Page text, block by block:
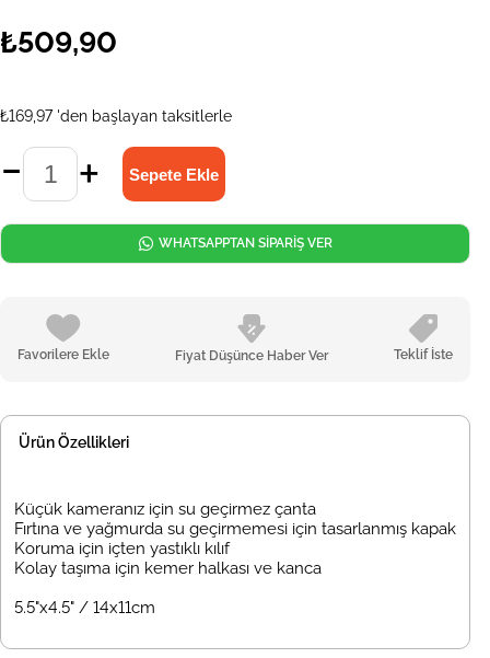
₺509,90
₺169,97 'den başlayan taksitlerle
Favorilere Ekle Fiyat Düşünce Haber Ver Teklif İste
WHATSAPPTAN SİPARİŞ VER
Ürün Özellikleri
Küçük kameranız için su geçirmez çanta
Fırtına ve yağmurda su geçirmemesi için tasarlanmış kapak
Koruma için içten yastıklı kılıf
Kolay taşıma için kemer halkası ve kanca
5.5"x4.5" / 14x11cm